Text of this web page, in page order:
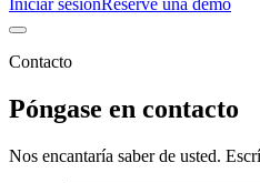
Iniciar sesiónReserve una demo
Contacto
Póngase en contacto
Nos encantaría saber de usted.